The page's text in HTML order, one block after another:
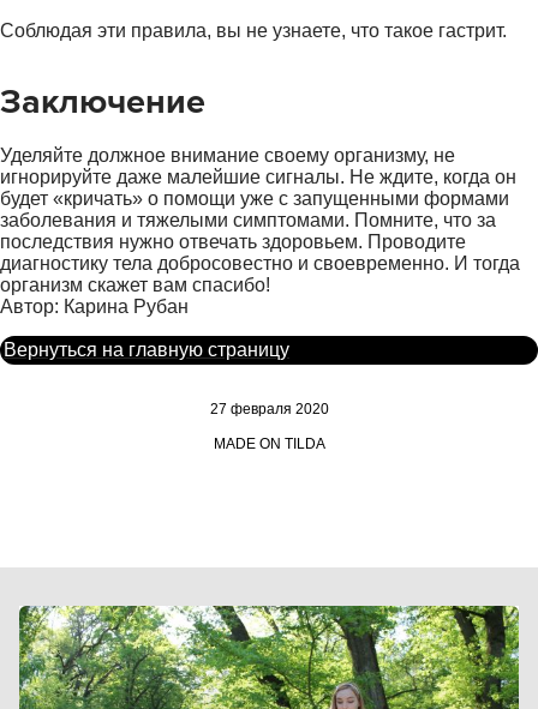
Соблюдая эти правила, вы не узнаете, что такое гастрит.
Заключение
Уделяйте должное внимание своему организму, не
игнорируйте даже малейшие сигналы. Не ждите, когда он
будет «кричать» о помощи уже с запущенными формами
заболевания и тяжелыми симптомами. Помните, что за
последствия нужно отвечать здоровьем. Проводите
диагностику тела добросовестно и своевременно. И тогда
организм скажет вам спасибо!
Автор: Карина Рубан
Вернуться на главную страницу
27 февраля 2020
MADE ON TILDA